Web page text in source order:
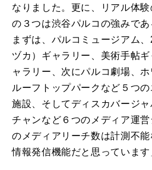
なりました。更に、リアル体
の３つは渋谷パルコの強みであ
まずは、パルコミュージアム
ヅカ）ギャラリー、美術手帖
ャラリー、次にパルコ劇場、ホ
ルーフトップパークなど５つ
施設、そしてディスカバージ
チャンなど６つのメディア運
のメディアリーチ数は計測不
情報発信機能だと思っています